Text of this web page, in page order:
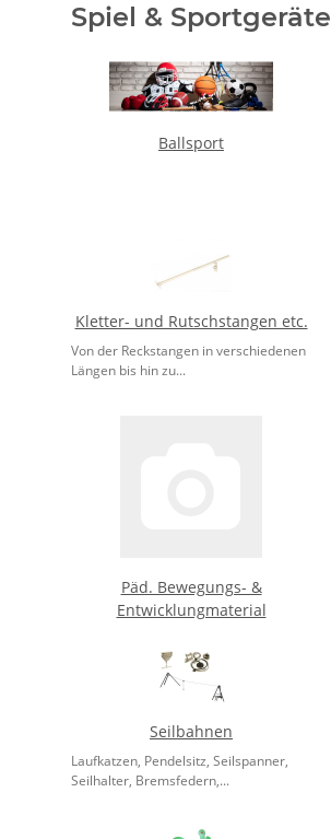
Spiel & Sportgeräte
Ballsport
Kletter- und Rutschstangen etc.
Von der Reckstangen in verschiedenen
Längen bis hin zu...
Päd. Bewegungs- &
Entwicklungmaterial
Seilbahnen
Laufkatzen, Pendelsitz, Seilspanner,
Seilhalter, Bremsfedern,...